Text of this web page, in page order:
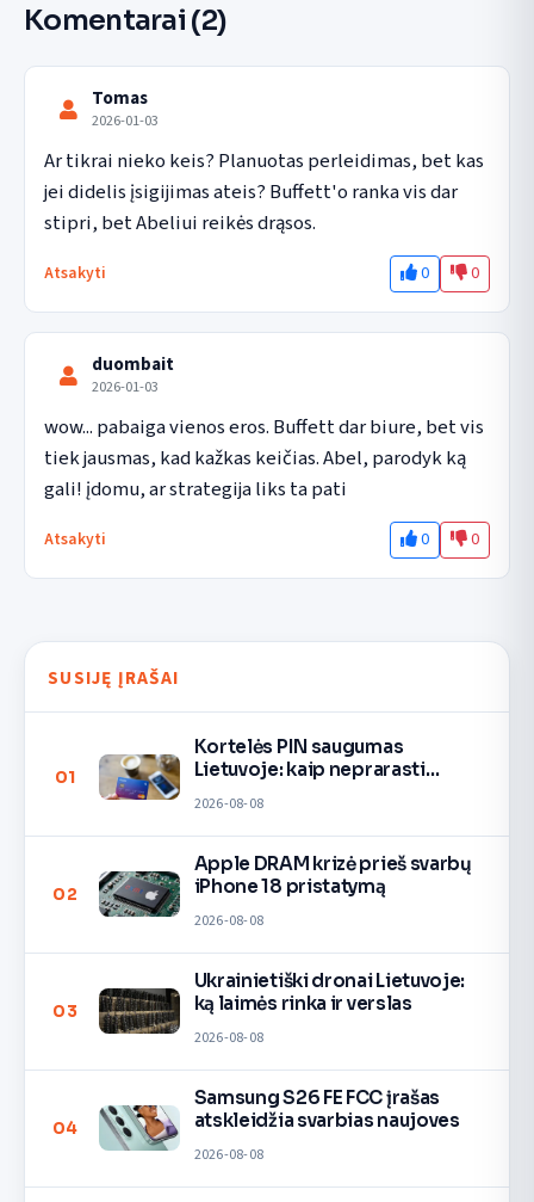
Komentarai (2)
Tomas
2026-01-03
Ar tikrai nieko keis? Planuotas perleidimas, bet kas
jei didelis įsigijimas ateis? Buffett'o ranka vis dar
stipri, bet Abeliui reikės drąsos.
Atsakyti 0 0
duombait
2026-01-03
wow... pabaiga vienos eros. Buffett dar biure, bet vis
tiek jausmas, kad kažkas keičias. Abel, parodyk ką
gali! įdomu, ar strategija liks ta pati
Atsakyti 0 0
SUSIJĘ ĮRAŠAI
01
Kortelės PIN saugumas
Lietuvoje: kaip neprarasti
2026-08-08
02
Apple DRAM krizė prieš svarbų
iPhone 18 pristatymą
2026-08-08
03
Ukrainietiški dronai Lietuvoje:
ką laimės rinka ir verslas
2026-08-08
04
Samsung S26 FE FCC įrašas
atskleidžia svarbias naujoves
2026-08-08